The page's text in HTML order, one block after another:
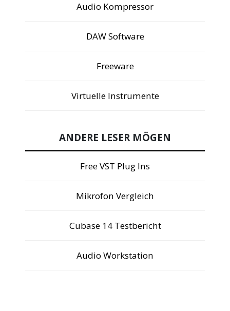
Audio Kompressor
DAW Software
Freeware
Virtuelle Instrumente
ANDERE LESER MÖGEN
Free VST Plug Ins
Mikrofon Vergleich
Cubase 14 Testbericht
Audio Workstation